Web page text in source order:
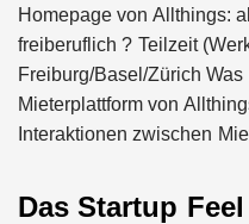
Homepage von Allthings:
freiberuflich ? Teilzeit
Freiburg/Basel/Zürich
Mieterplattform von
Interaktionen zwischen
Das Startup